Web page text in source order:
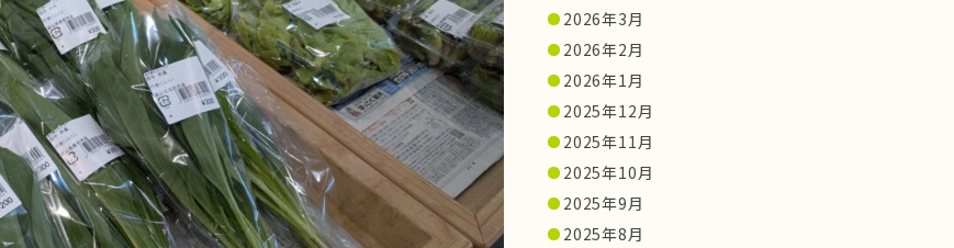
2026年3月
2026年2月
2026年1月
2025年12月
2025年11月
2025年10月
2025年9月
2025年8月